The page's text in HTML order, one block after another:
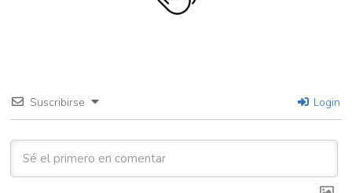
Suscribirse Login